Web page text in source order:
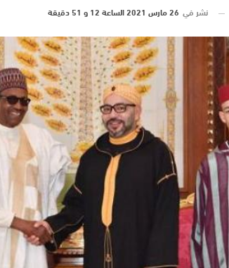
نشر في 26 مارس 2021 الساعة 12 و 51 دقيقة